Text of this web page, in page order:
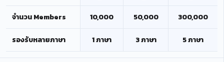
จำนวน Members 10,000 50,000 300,000
รองรับหลายภาษา 1 ภาษา 3 ภาษา 5 ภาษา